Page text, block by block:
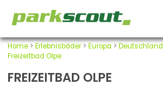
Home> Erlebnisbäder> Europa > Deutschland
Freizeitbad Olpe
FREIZEITBAD OLPE